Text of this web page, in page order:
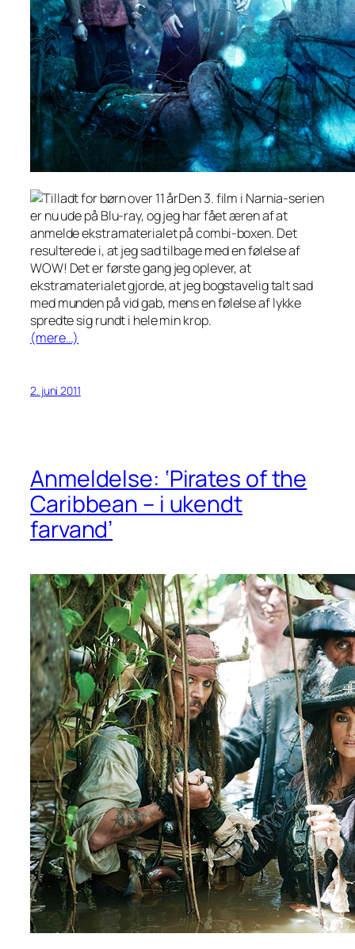
Den 3. film i Narnia-serien
er nu ude på Blu-ray, og jeg har fået æren af at
anmelde ekstramaterialet på combi-boxen. Det
resulterede i, at jeg sad tilbage med en følelse af
WOW! Det er første gang jeg oplever, at
ekstramaterialet gjorde, at jeg bogstavelig talt sad
med munden på vid gab, mens en følelse af lykke
spredte sig rundt i hele min krop.
(mere…)
2. juni 2011
Anmeldelse: ‘Pirates of the
Caribbean – i ukendt
farvand’